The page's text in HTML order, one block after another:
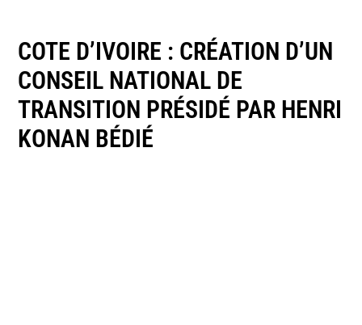
COTE D’IVOIRE : CRÉATION D’UN
CONSEIL NATIONAL DE
TRANSITION PRÉSIDÉ PAR HENRI
KONAN BÉDIÉ